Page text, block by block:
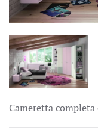
APRI
Cameretta